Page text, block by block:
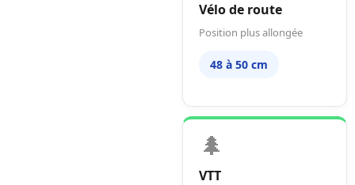
Vélo de route
Position plus allongée
48 à 50 cm
🌲
VTT